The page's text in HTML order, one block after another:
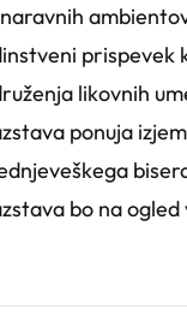
prispevek
likovnih
ponuja
bo na ogled